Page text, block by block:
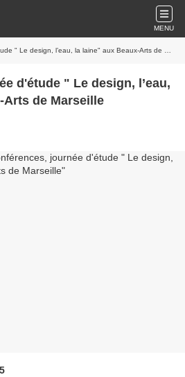
MENU
Le design, l’eau, la laine" aux Beaux-Arts de Marseille
d'étude " Le design, l’eau,
Arts de Marseille